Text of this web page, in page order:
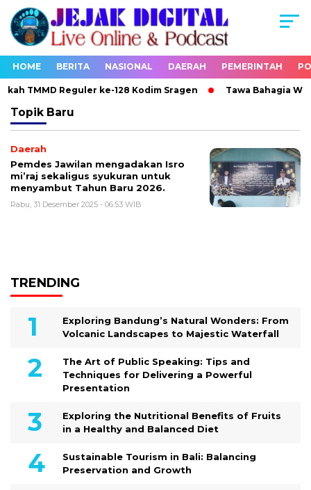
HOME BERITA NASIONAL DAERAH PEMERINTAH
TMMD Reguler ke-128 Kodim Sragen Tawa Bahagia
Topik Baru
Daerah
Pemdes Jawilan mengadakan Isro
mi’raj sekaligus syukuran untuk
menyambut Tahun Baru 2026.
Rabu, 31 Desember 2025 - 06:53 WIB
TRENDING
Exploring Bandung’s Natural Wonders: From
Volcanic Landscapes to Majestic Waterfall
The Art of Public Speaking: Tips and
Techniques for Delivering a Powerful
Presentation
Exploring the Nutritional Benefits of Fruits
in a Healthy and Balanced Diet
Sustainable Tourism in Bali: Balancing
Preservation and Growth